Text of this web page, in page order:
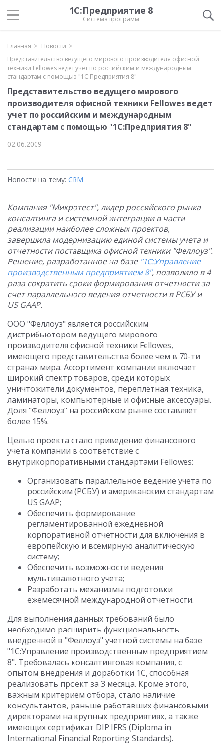
1С:Предприятие 8
Система программ
Главная
Новости
Представительство ведущего мирового производителя офисной
техники Fellowes ведет учет по российским и международным
стандартам с помощью "1С:Предприятия 8"
Представительство ведущего мирового
производителя офисной техники Fellowes ведет
учет по российским и международным
стандартам с помощью "1С:Предприятия 8"
02.06.2009
Новости на тему: CRM
Компания "Микротест", лидер российского рынка
консалтинга и системной интеграции в части
реализации наиболее сложных проектов,
завершила модернизацию единой системы учета и
отчетности поставщика офисной техники "Феллоуз".
Решение, разработанное на базе "1C:Управление
производственным предприятием 8", позволило в 4
раза сократить сроки формирования отчетности за
счет параллельного ведения отчетности в РСБУ и
US GAAP.
ООО "Феллоуз" является российским
дистрибьютором ведущего мирового
производителя офисной техники Fellowes,
имеющего представительства более чем в 70-ти
странах мира. Ассортимент компании включает
широкий спектр товаров, среди которых
уничтожители документов, переплетная техника,
ламинаторы, компьютерные и офисные аксессуары.
Доля "Феллоуз" на российском рынке составляет
более 15%.
Целью проекта стало приведение финансового
учета компании в соответствие с
внутрикорпоративными стандартами Fellowes:
Организовать параллельное ведение учета по
российским (РСБУ) и американским стандартам
US GAAP;
Обеспечить формирование
регламентированной ежедневной
корпоративной отчетности для включения в
европейскую и всемирную аналитическую
систему;
Обеспечить возможности ведения
мультивалютного учета;
Разработать механизмы подготовки
ежемесячной международной отчетности.
Для выполнения данных требований было
необходимо расширить функциональность
внедренной в "Феллоуз" учетной системы на базе
"1С:Управление производственным предприятием
8". Требовалась консалтинговая компания, с
опытом внедрения и доработки 1С, способная
реализовать проект за 3 месяца. Кроме этого,
важным критерием отбора, стало наличие
консультантов, раньше работавших финансовыми
директорами на крупных предприятиях, а также
имеющих сертификат DIP IFRS (Diploma in
International Financial Reporting Standards).